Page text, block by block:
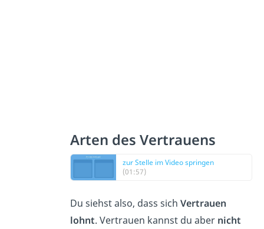
Arten des Vertrauens
zur Stelle im Video springen
(01:57)
Du siehst also, dass sich Vertrauen
lohnt. Vertrauen kannst du aber nicht